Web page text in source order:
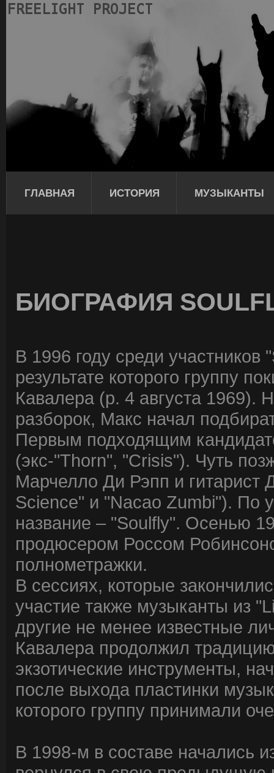
ГЛАВНАЯ ИСТОРИЯ МУЗЫКАНТЫ
БИОГРАФИЯ
В 1996 году среди участников
результате которого группу
Кавалера (р. 4 августа 1969).
разборок, Макс начал
Первым подходящим
(экс-"Thorn", "Crisis"). Чуть
Марчелло Ди Рэпп и гитарист
Science" и "Nacao Zumbi"). По
название – "Soulfly". Осенью
продюсером Россом
полнометражки.
В сессиях, которые
участие также музыканты из
другие не менее известные
Кавалера продолжил
экзотические инструменты,
после выхода пластинки
которого группу принимали
В 1998-м в составе начались